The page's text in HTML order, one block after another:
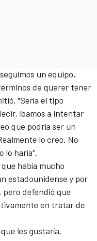
un equipo,
de querer tener
"Sería el tipo
íbamos a intentar
que podría ser un
lo creo. No
lo haría".
había mucho
estadounidense y por
defendió que
en tratar de
les gustaría,